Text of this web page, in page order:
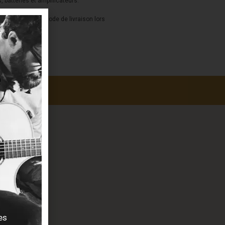
sélection du mode de livraison lors